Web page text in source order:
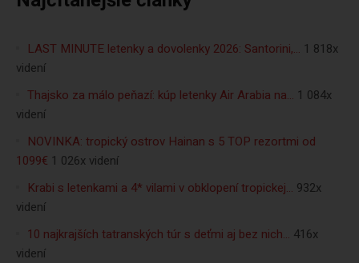
LAST MINUTE letenky a dovolenky 2026: Santorini,… 1 818x
videní
Thajsko za málo peňazí: kúp letenky Air Arabia na… 1 084x
videní
NOVINKA: tropický ostrov Hainan s 5 TOP rezortmi od
1099€ 1 026x videní
Krabi s letenkami a 4* vilami v obklopení tropickej… 932x
videní
10 najkrajších tatranských túr s deťmi aj bez nich… 416x
videní